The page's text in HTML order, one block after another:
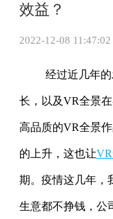
效益？
2022-12-08 11:47:02
经过近几年
长，以及VR全景
高品质的VR全景
的上升，这也让
期。疫情这几年，
生意都不挣钱，公